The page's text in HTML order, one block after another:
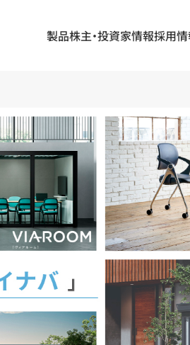
製品株主・投資家情報採用